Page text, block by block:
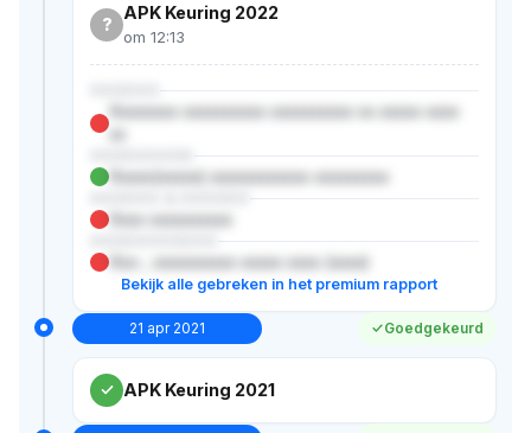
?
APK Keuring 2022
om 12:13
Xxxxxxxx xxxxxxxxxx xxxxxxxxxx xx xxxxx xxxx
XXXXXXXXX
Xxxxx(xxxxx) xxxxxxxxxxxx xxxxxxxxx
Xxxx xxxxxxxxxx
Xxx-, xxxxxxxxxx xxxxx xxxx (xxxx)
Bekijk alle gebreken in het premium rapport
21 apr 2021 Goedgekeurd
APK Keuring 2021